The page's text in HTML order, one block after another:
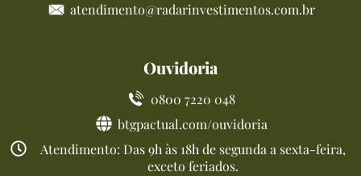
atendimento@radarinvestimentos.com.br
Ouvidoria
0800 7220 048
btgpactual.com/ouvidoria
Atendimento: Das 9h às 18h de segunda a sexta-feira,
exceto feriados.